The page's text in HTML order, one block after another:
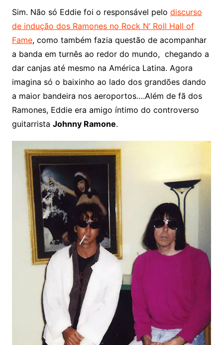
Sim. Não só Eddie foi o responsável pelo discurso
de indução dos Ramones no Rock N’ Roll Hall of
Fame, como também fazia questão de acompanhar
a banda em turnês ao redor do mundo, chegando a
dar canjas até mesmo na América Latina. Agora
imagina só o baixinho ao lado dos grandões dando
a maior bandeira nos aeroportos….Além de fã dos
Ramones, Eddie era amigo íntimo do controverso
guitarrista Johnny Ramone.